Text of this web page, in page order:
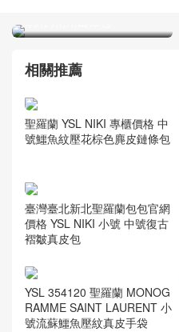
相關推薦
聖羅蘭 YSL NIKI 專櫃價格 中
號鱷魚紋壓花棕色麂皮鏈條包
臺灣臺北新北聖羅蘭包包官網
價格 YSL NIKI 小號 中號復古
褶皺真皮包
YSL 354120 聖羅蘭 MONOG
RAMME SAINT LAURENT 小
號流蘇鱷魚壓紋真皮手袋